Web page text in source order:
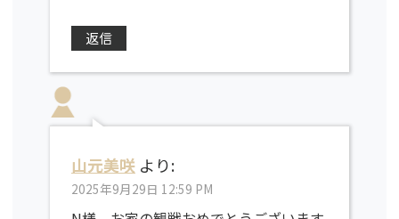
返信
山元美咲 より:
2025年9月29日 12:59 PM